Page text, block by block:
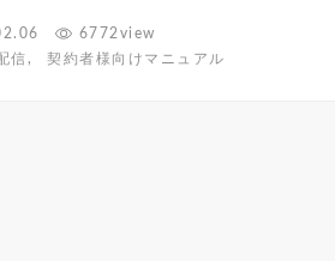
6772view
信 , 契約者様向けマニュアル